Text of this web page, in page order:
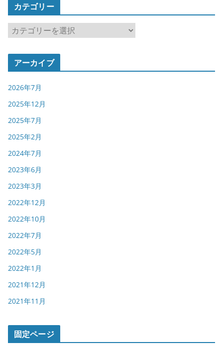
カテゴリー
カ
テ
ゴ
アーカイブ
2026年7月
2025年12月
2025年7月
2025年2月
2024年7月
2023年6月
2023年3月
2022年12月
2022年10月
2022年7月
2022年5月
2022年1月
2021年12月
2021年11月
固定ページ